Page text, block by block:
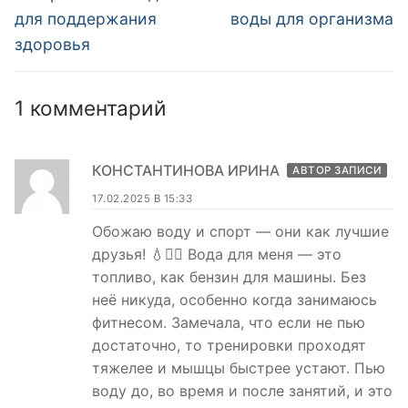
записям
запись:
для поддержания
здоровья
запись:
воды для организма
1 комментарий
КОНСТАНТИНОВА ИРИНА АВТОР ЗАПИСИ
17.02.2025 В 15:33
Обожаю воду и спорт — они как лучшие
друзья! 💧🏋️‍♀️ Вода для меня — это
топливо, как бензин для машины. Без
неё никуда, особенно когда занимаюсь
фитнесом. Замечала, что если не пью
достаточно, то тренировки проходят
тяжелее и мышцы быстрее устают. Пью
воду до, во время и после занятий, и это